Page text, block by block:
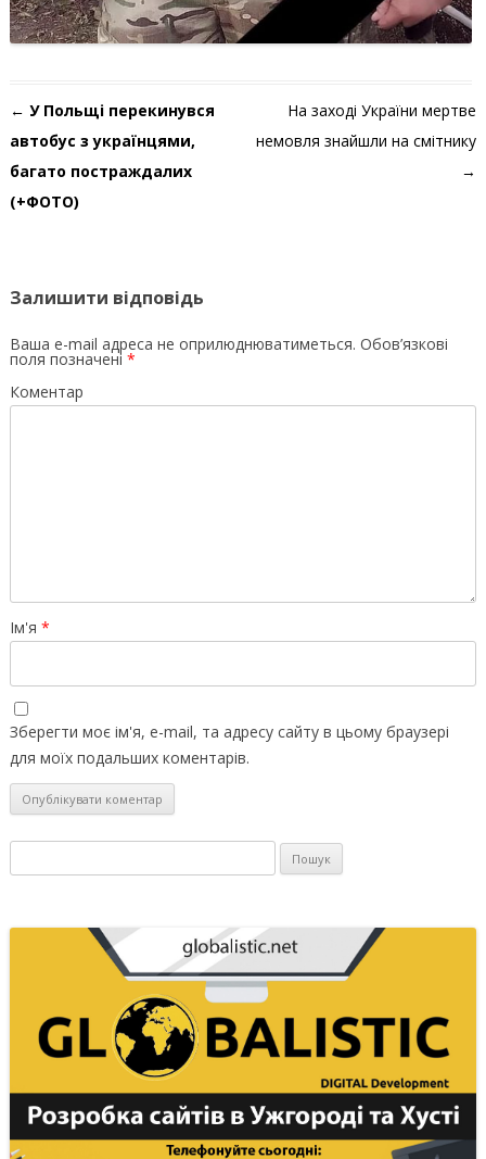
Навігація по запису
← У Польщі перекинувся
автобус з українцями,
багато постраждалих
(+ФОТО)
На заході України мертве
немовля знайшли на смітнику
→
Залишити відповідь
Ваша e-mail адреса не оприлюднюватиметься. Обов’язкові
поля позначені *
Коментар
Ім'я *
Зберегти моє ім'я, e-mail, та адресу сайту в цьому браузері
для моїх подальших коментарів.